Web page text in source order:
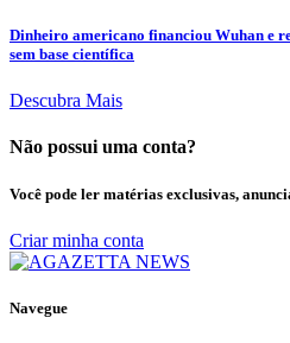
Dinheiro americano financiou Wuhan e
sem base científica
Descubra Mais
Não possui uma conta?
Você pode ler matérias exclusivas,
Criar minha conta
Navegue